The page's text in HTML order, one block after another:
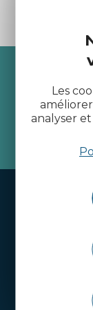
Les
analyser